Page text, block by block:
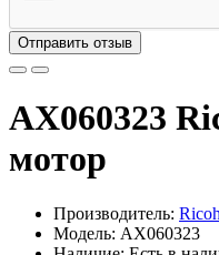
Отправить отзыв
AX060323
мотор
Производитель: Ricoh
Модель: AX060323